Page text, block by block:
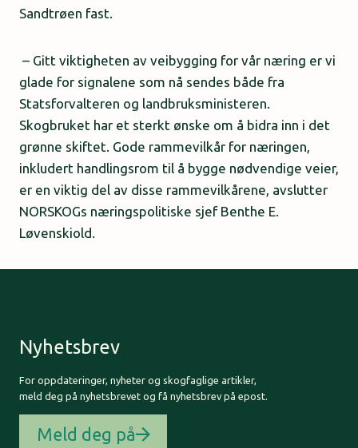
Sandtrøen fast.
– Gitt viktigheten av veibygging for vår næring er vi
glade for signalene som nå sendes både fra
Statsforvalteren og landbruksministeren.
Skogbruket har et sterkt ønske om å bidra inn i det
grønne skiftet. Gode rammevilkår for næringen,
inkludert handlingsrom til å bygge nødvendige veier,
er en viktig del av disse rammevilkårene, avslutter
NORSKOGs næringspolitiske sjef Benthe E.
Løvenskiold.
Nyhetsbrev
For oppdateringer, nyheter og skogfaglige artikler,
meld deg på nyhetsbrevet og få nyhetsbrev på epost.
Meld deg på